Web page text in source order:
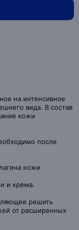
на интенсивное
вида. В состав
кожи
после
кожи
и крема.
решить
от расширенных